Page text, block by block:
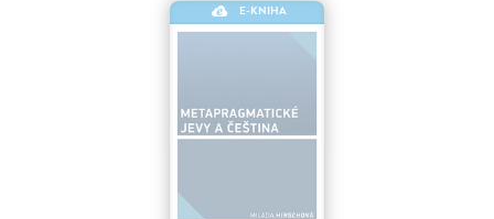
E-KNIHA